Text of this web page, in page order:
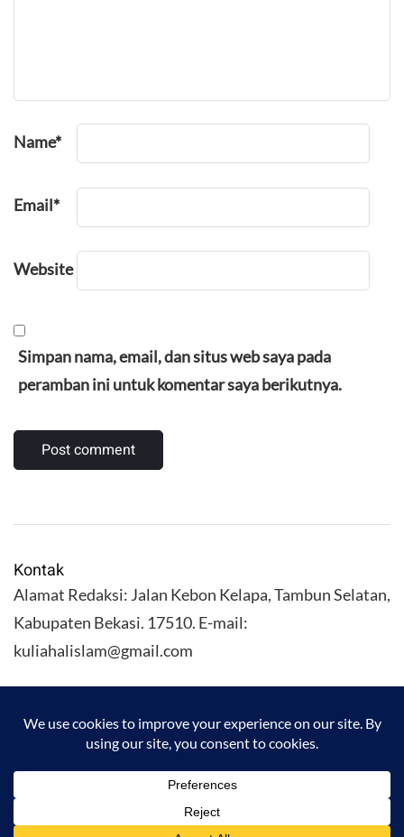
Name*
Email*
Website
Simpan nama, email, dan situs web saya pada
peramban ini untuk komentar saya berikutnya.
Kontak
Alamat Redaksi: Jalan Kebon Kelapa, Tambun Selatan,
Kabupaten Bekasi. 17510. E-mail:
kuliahalislam@gmail.com
KULIAHALISLAM.COM Copyright (C) 2026